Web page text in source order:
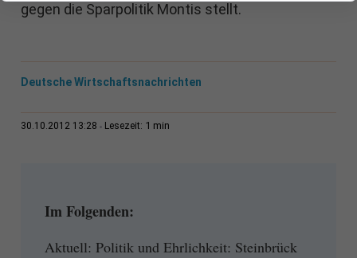
gegen die Sparpolitik Montis stellt.
Deutsche Wirtschaftsnachrichten
30.10.2012 13:28 Lesezeit: 1 min
Im Folgenden:
Aktuell: Politik und Ehrlichkeit: Steinbrück